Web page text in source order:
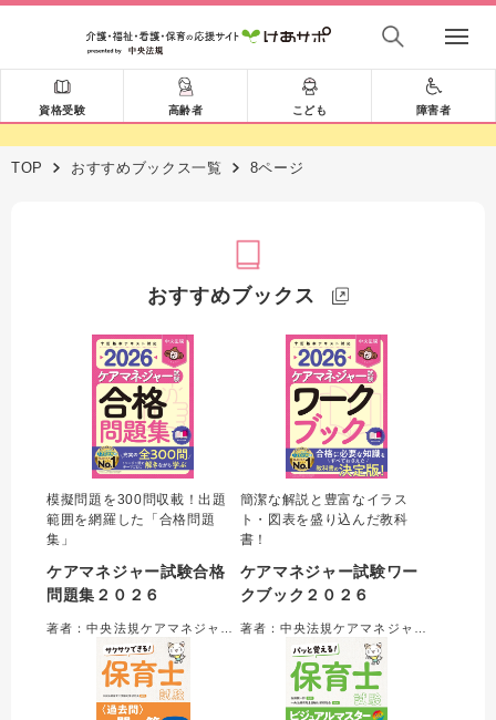
資格受験 高齢者 こども 障害者
TOP おすすめブックス一覧 8ページ
おすすめブックス
模擬問題を300問収載！出題
範囲を網羅した「合格問題
集」
ケアマネジャー試験合格
問題集２０２６
簡潔な解説と豊富なイラス
ト・図表を盛り込んだ教科
書！
ケアマネジャー試験ワー
クブック２０２６